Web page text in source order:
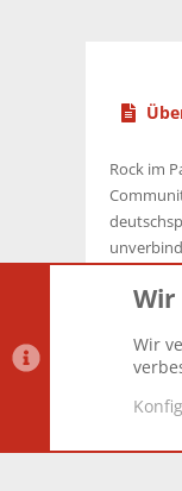
Rock im
Wir
Wir